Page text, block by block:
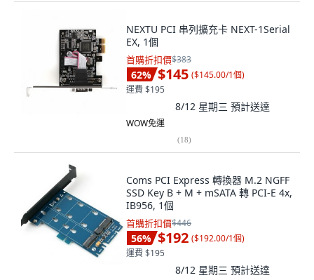
NEXTU PCI 串列擴充卡 NEXT-1Serial
EX, 1個
首購折扣價$383
62% $145 ($145.00/1個)
運費 $195
8/12 星期三 預計送達
WOW免運
(18)
Coms PCI Express 轉換器 M.2 NGFF
SSD Key B + M + mSATA 轉 PCI-E 4x,
IB956, 1個
首購折扣價$446
56% $192 ($192.00/1個)
運費 $195
8/12 星期三 預計送達